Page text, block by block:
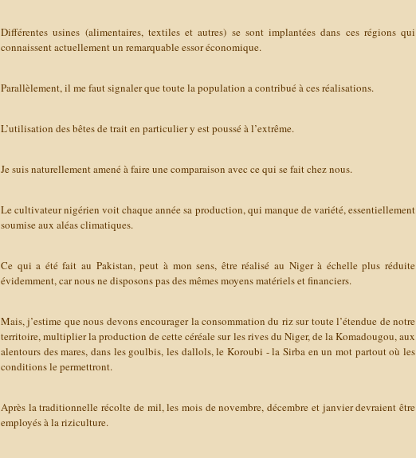
Différentes usines (alimentaires, textiles et autres) se sont implantées dans ces régions qui
connaissent actuellement un remarquable essor économique.
Parallèlement, il me faut signaler que toute la population a contribué à ces réalisations.
L’utilisation des bêtes de trait en particulier y est poussé à l’extrême.
Je suis naturellement amené à faire une comparaison avec ce qui se fait chez nous.
Le cultivateur nigérien voit chaque année sa production, qui manque de variété, essentiellement
soumise aux aléas climatiques.
Ce qui a été fait au Pakistan, peut à mon sens, être réalisé au Niger à échelle plus réduite
évidemment, car nous ne disposons pas des mêmes moyens matériels et financiers.
Mais, j’estime que nous devons encourager la consommation du riz sur toute l’étendue de notre
territoire, multiplier la production de cette céréale sur les rives du Niger, de la Komadougou, aux
alentours des mares, dans les goulbis, les dallols, le Koroubi - la Sirba en un mot partout où les
conditions le permettront.
Après la traditionnelle récolte de mil, les mois de novembre, décembre et janvier devraient être
employés à la riziculture.